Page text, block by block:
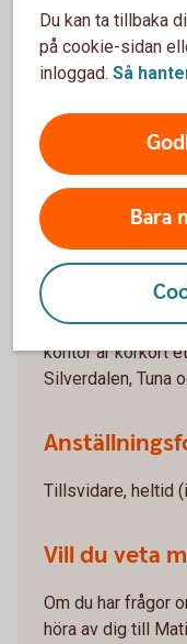
har vi verkat i och
och banken har
Varje medarbetare
Svenskt
konstaterat att
privat-och
att vi levererar
Placering:
Då arbetet kräver
kontor är körkort
Silverdalen, Tuna
Tillsvidare, heltid
Vill du veta
Om du har frågor
höra av dig till
Du kan ta tillbaka
på cookie-sidan
inloggad. Så
Bara